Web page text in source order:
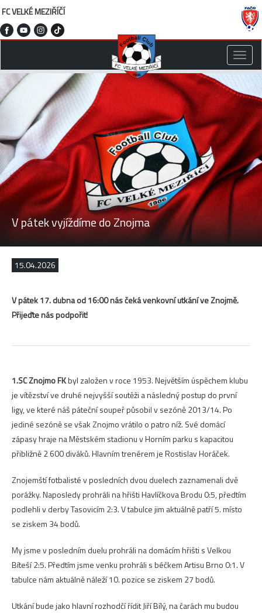
FC VELKÉ MEZIŘÍČÍ
Toggle
V pátek vyjíždíme do Znojma
15.04.2026
V pátek 17. dubna od 16:00 nás čeká venkovní utkání ve Znojmě.
Přijeďte nás podpořit!
1.SC Znojmo FKbyl založen v roce 1953. Největším úspěchem klubu
je vítězství ve druhé nejvyšší soutěži a následný postup do první
ligy, ve které náš páteční soupeř působil v sezóně 2013/14. Po
jediné sezóně se však Znojmo vrátilo o patro níž. Své domácí
zápasy hraje na Městském stadionu v Horním parku s kapacitou
přibližně 2 600 diváků. Hlavním trenérem je Rostislav Horáček.
Znojemští fotbalisté v posledních dvou duelech zaznamenali dvě
porážky. Naposledy prohráli na hřišti Havlíčkova Brodu 0:5, předtím
podlehli v derby Tasovicím 2:3. V tabulce jim aktuálně patří 5. místo
se ziskem 34 bodů.
My jsme v posledním duelu prohráli na domácím hřišti s Velkou
Bíteší 2:5. Předtím jsme venku prohráli s béčkem Artisu Brno 0:1. V
tabulce nám aktuálně náleží 10. pozice se ziskem 27 bodů.
Utkání bude jako hlavní rozhodčí řídit Jiří Bílý, na čarách mu budou